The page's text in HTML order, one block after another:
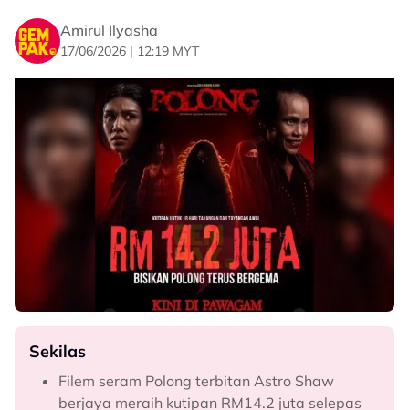
Amirul Ilyasha
17/06/2026 | 12:19 MYT
Sekilas
Filem seram Polong terbitan Astro Shaw
berjaya meraih kutipan RM14.2 juta selepas